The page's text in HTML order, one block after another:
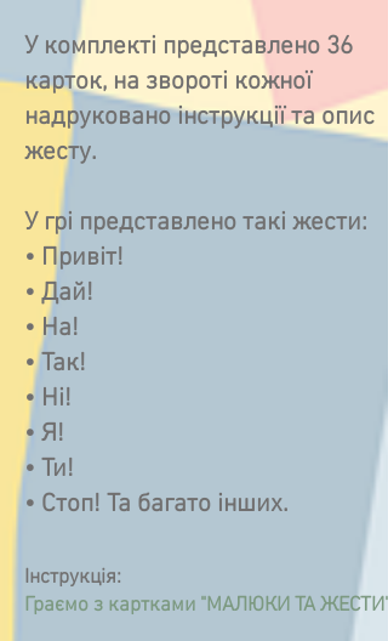
У комплекті представлено 36
карток, на звороті кожної
надруковано інструкції та опис
жесту.
У грі представлено такі жести:
• Привіт!
• Дай!
• На!
• Так!
• Ні!
• Я!
• Ти!
• Стоп! Та багато інших.
Інструкція:
Граємо з картками "МАЛЮКИ ТА ЖЕСТИ"